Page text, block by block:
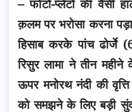
– फोटो-प्लेटो की वैसी
क़लम पर भरोसा करना
हिसाब करके पांच ढोर्जे
रिसुर लामा ने तीन महीने
ऊपर मनोरथ नंदी की
को समझने के लिए बड़ी